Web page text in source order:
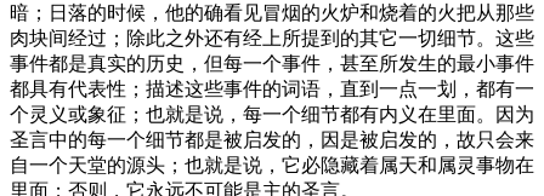
暗；日落的时候，他的确看见冒烟的火炉和烧着的火把从那些
肉块间经过；除此之外还有经上所提到的其它一切细节。这些
事件都是真实的历史，但每一个事件，甚至所发生的最小事件
都具有代表性；描述这些事件的词语，直到一点一划，都有一
个灵义或象征；也就是说，每一个细节都有内义在里面。因为
圣言中的每一个细节都是被启发的，因是被启发的，故只会来
自一个天堂的源头；也就是说，它必隐藏着属天和属灵事物在
里面；否则，它永远不可能是主的圣言。